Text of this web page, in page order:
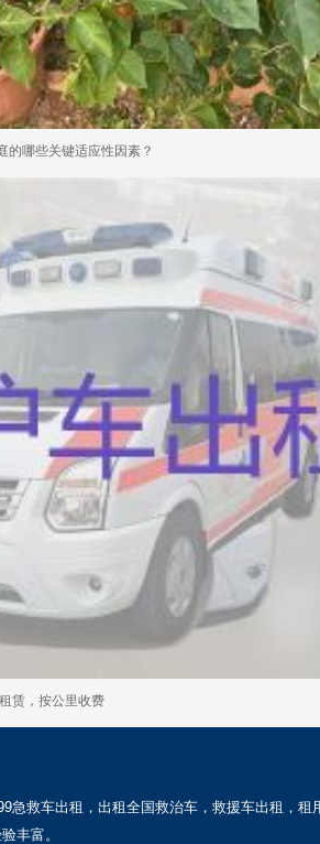
的哪些关键适应性因素？
赁，按公里收费
急救车出租，出租全国救治车，救援车出租，
丰富。